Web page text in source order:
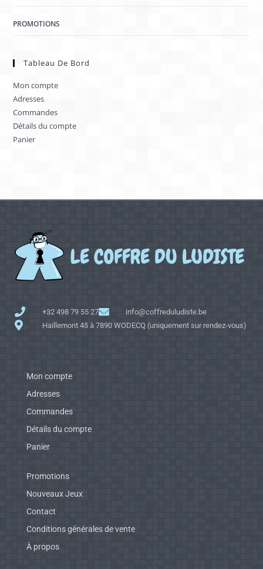
PROMOTIONS
Tableau De Bord
Mon compte
Adresses
Commandes
Détails du compte
Panier
+32 498 79 55 27
info@coffreduludiste.be
Haillemont 45 à 7890 WODECQ (uniquement sur rendez-vous)
Mon compte
Adresses
Commandes
Détails du compte
Panier
Promotions
Nouveaux Jeux
Contact
Conditions générales de vente
À propos